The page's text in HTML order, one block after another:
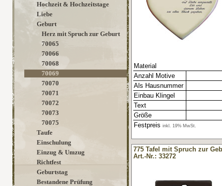
Hochzeit & Hochzeitstage
Liebe
Geburt
Herz mit Spruch zur Geburt
70065
70066
70068
70069
70070
70071
70072
70073
70075
Taufe
Einschulung
Einzug & Umzug
Richtfest
Geburtstag
Bestandene Prüfung
Material
Anzahl Motive
Als Hausnummer
Einbau Klingel
Text
Größe
Festpreis inkl. 19% MwSt.
775 Tafel mit Spruch zur
Art.-Nr.: 33272